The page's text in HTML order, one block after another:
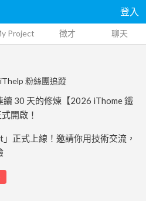
登入
Project 徵才 聊天
粉絲團追蹤
30 天的修煉【2026 iThome 鐵
開啟！
正式上線！邀請你用技術交流，